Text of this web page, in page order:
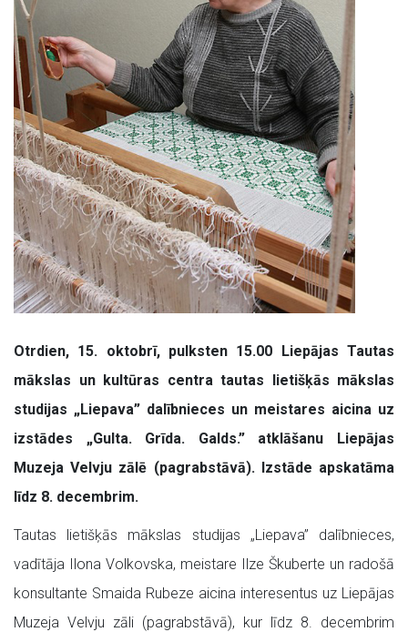
Otrdien, 15. oktobrī, pulksten 15.00 Liepājas Tautas
mākslas un kultūras centra tautas lietišķās mākslas
studijas „Liepava” dalībnieces un meistares aicina uz
izstādes „Gulta. Grīda. Galds.” atklāšanu Liepājas
Muzeja Velvju zālē (pagrabstāvā). Izstāde apskatāma
līdz 8. decembrim.
Tautas lietišķās mākslas studijas „Liepava” dalībnieces,
vadītāja Ilona Volkovska, meistare Ilze Škuberte un radošā
konsultante Smaida Rubeze aicina interesentus uz Liepājas
Muzeja Velvju zāli (pagrabstāvā), kur līdz 8. decembrim